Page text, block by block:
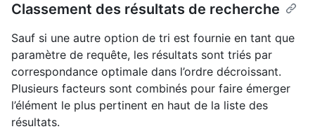
Classement des résultats de recherche
Sauf si une autre option de tri est fournie en tant que
paramètre de requête, les résultats sont triés par
correspondance optimale dans l’ordre décroissant.
Plusieurs facteurs sont combinés pour faire émerger
l’élément le plus pertinent en haut de la liste des
résultats.